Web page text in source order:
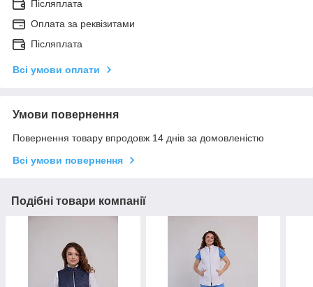
Післяплата
Оплата за реквізитами
Післяплата
Всі умови оплати
Умови повернення
Повернення товару впродовж 14 днів за домовленістю
Всі умови повернення
Подібні товари компанії